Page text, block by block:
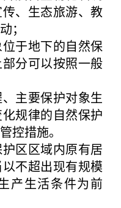
、生态旅游、教
；
于地下的自然保
分可以按照一般
主要保护对象生
规律的自然保护
控措施。
区区域内原有居
不超出现有规模
产生活条件为前